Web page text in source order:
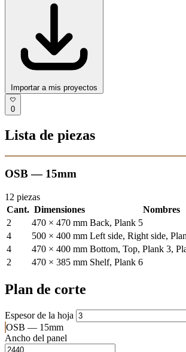
Importar a mis proyectos
0
Lista de piezas
OSB — 15mm
12 piezas
Cant. Dimensiones
Nombres
2
470 × 470 mm Back, Plank 5
4
500 × 400 mm Left side, Right side,
4
470 × 400 mm Bottom, Top, Plank 3,
2
470 × 385 mm Shelf, Plank 6
Plan de corte
Espesor de la hoja
OSB — 15mm
Ancho del panel